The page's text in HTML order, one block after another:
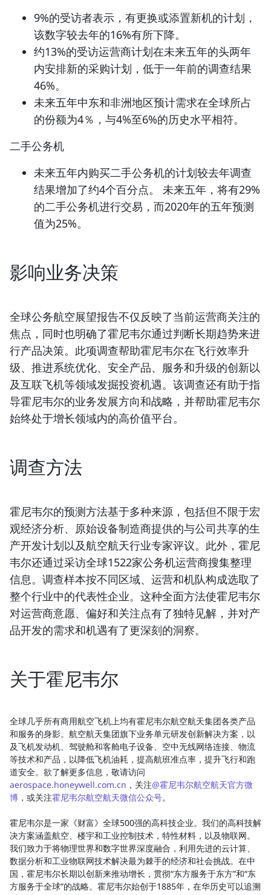
9%的受访者表示，有更换或添置新机的计划，
该数字较去年的16%有所下降。
约13%的受访运营商计划在未来五年的头两年
内安排新的采购计划，低于一年前的调查结果
46%。
未来五年中东和非洲地区预计需求在全球所占
的份额为4％，与4%至6%的历史水平相符。
二手公务机
未来五年内购买二手公务机的计划较去年调查
结果增加了约4个百分点。 未来五年，将有29%
的二手公务机进行交易，而2020年的五年预测
值为25%。
影响业务决策
全球公务航空展望报告不仅反映了当前运营商关注的
焦点，同时也明确了霍尼韦尔通过判断长期趋势来进
行产品决策。此项调查帮助霍尼韦尔在飞行效率升
级、推进系统优化、安全产品、服务和升级的创新以
及互联飞机等领域发掘投资机遇。该调查还有助于指
导霍尼韦尔的业务发展方向和战略，并帮助霍尼韦尔
始终处于增长领域内的高价值平台。
调查方法
霍尼韦尔的预测方法基于多种来源，包括但不限于宏
观经济分析、原始设备制造商提供的与公司共享的生
产开发计划以及航空航天行业专家评议。此外，霍尼
韦尔还通过采访全球1522家公务机运营商搜集整理
信息。调查样本按不同区域、运营和机队构成选取了
整个行业中的代表性企业。这种全面方法使霍尼韦尔
对运营商意愿、偏好和关注点有了独特见解，并对产
品开发的需求和机遇有了更深刻的洞察。
关于霍尼韦尔
全球几乎所有商用航空飞机上均有霍尼韦尔航空航天集团各类产品
和服务的身影。航空航天集团旗下业务单元研发创新解决方案，以
及飞机发动机、驾驶舱和客舱电子设备、空中无线网络连接、物流
等技术和产品，以降低飞机油耗，提高航班准点率，提升飞行和跑
道安全。欲了解更多信息，敬请访问
aerospace.honeywell.com.cn ，关注@霍尼韦尔航空航天官方微
博 ，或关注霍尼韦尔航空航天微信公众号。
霍尼韦尔是一家《财富》全球500强的高科技企业。我们的高科技解
决方案涵盖航空、楼宇和工业控制技术，特性材料，以及物联网。
我们致力于将物理世界和数字世界深度融合，利用先进的云计算、
数据分析和工业物联网技术解决最为棘手的经济和社会挑战。在中
国，霍尼韦尔长期以创新来推动增长，贯彻“东方服务于东方”和“东
方服务于全球”的战略。霍尼韦尔始创于1885年，在华历史可以追溯